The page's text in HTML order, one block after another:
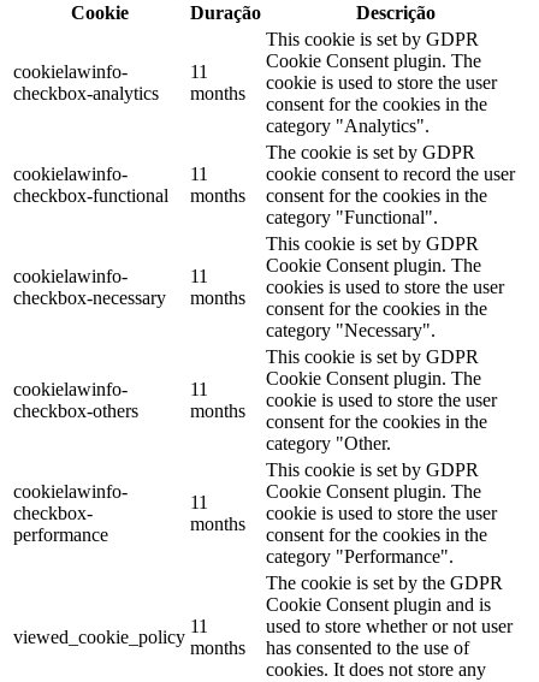
Cookie
Duração Descrição
cookielawinfo-
checkbox-analytics
11
months
This cookie is set by GDPR
Cookie Consent plugin. The
cookie is used to store the user
consent for the cookies in the
category "Analytics".
cookielawinfo-
checkbox-functional
11
months
The cookie is set by GDPR
cookie consent to record the user
consent for the cookies in the
category "Functional".
cookielawinfo-
checkbox-necessary
11
months
This cookie is set by GDPR
Cookie Consent plugin. The
cookies is used to store the user
consent for the cookies in the
category "Necessary".
cookielawinfo-
checkbox-others
11
months
This cookie is set by GDPR
Cookie Consent plugin. The
cookie is used to store the user
consent for the cookies in the
category "Other.
cookielawinfo-
checkbox-
performance
11
months
This cookie is set by GDPR
Cookie Consent plugin. The
cookie is used to store the user
consent for the cookies in the
category "Performance".
viewed_cookie_policy
11
months
The cookie is set by the GDPR
Cookie Consent plugin and is
used to store whether or not user
has consented to the use of
cookies. It does not store any